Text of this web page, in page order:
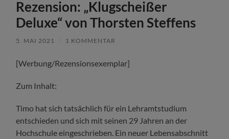
Rezension: „Klugscheißer
Deluxe“ von Thorsten Steffens
5. MAI 2021 1 KOMMENTAR
[Werbung/Rezensionsexemplar]
Zum Inhalt:
Timo hat sich tatsächlich für ein Lehramtstudium
entschieden und sich mit seinen 29 Jahren an der
Hochschule eingeschrieben. Ein neuer Lebensabschnitt